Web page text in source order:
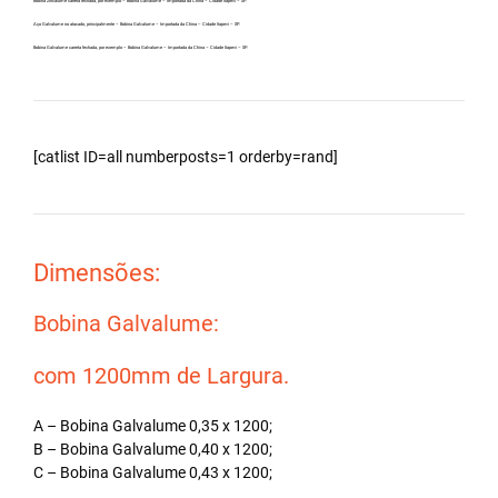
Aço Galvalume no atacado, principalmente – Bobina Galvalume – Importada da China – Cidade Itapevi – SP.
Bobina Galvalume carreta fechada, por exemplo – Bobina Galvalume – Importada da China – Cidade Itapevi – SP.
[catlist ID=all numberposts=1 orderby=rand]
Dimensões:
Bobina Galvalume:
com 1200mm de Largura.
A – Bobina Galvalume 0,35 x 1200;
B – Bobina Galvalume 0,40 x 1200;
C – Bobina Galvalume 0,43 x 1200;